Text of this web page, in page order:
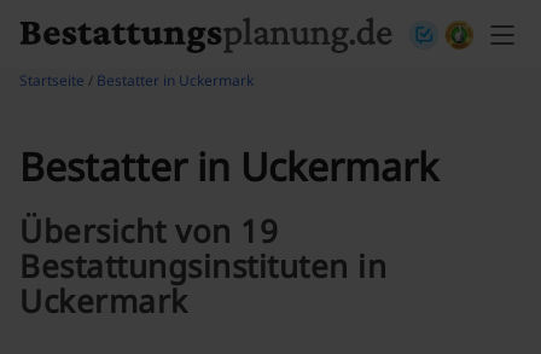
Startseite / Bestatter in Uckermark
Bestatter in Uckermark
Übersicht von 19
Bestattungsinstituten in
Uckermark